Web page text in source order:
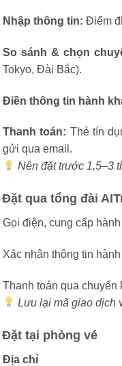
Nhập thông tin: Điểm
So sánh & chọn
Tokyo, Đài Bắc).
Điền thông tin hành
Thanh toán: Thẻ tín
gửi qua email.
Nên đặt trước 1,5–3
Đặt qua tổng đài
Gọi điện, cung cấp
Xác nhận thông tin
Thanh toán qua chuyển
Lưu lại mã giao dịch
Đặt tại phòng vé
Địa chỉ